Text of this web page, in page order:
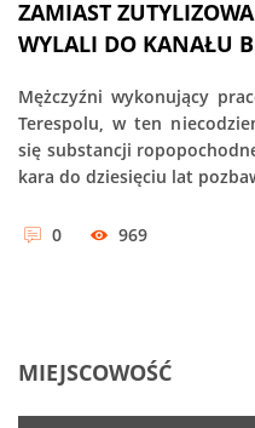
ZAMIAST
WYLALI DO KANAŁU
Mężczyźni wykonujący
Terespolu, w ten
się substancji
kara do dziesięciu lat
0 969
MIEJSCOWOŚĆ